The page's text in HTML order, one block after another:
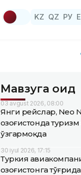
KZ QZ РУ
Мавзуга оид
03 avgust 2026, 08:00
Янги рейслар, Neo
Қозоғистонда
ўзгармоқда
30 iyul 2026, 17:15
Туркия
Қозоғистонга